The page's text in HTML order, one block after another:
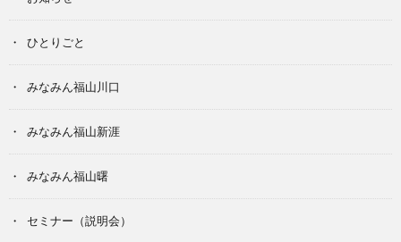
ひとりごと
みなみん福山川口
みなみん福山新涯
みなみん福山曙
セミナー（説明会）